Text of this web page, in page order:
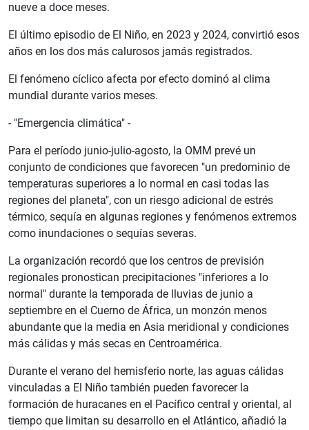
nueve a doce meses.
El último episodio de El Niño, en 2023 y 2024, convirtió esos
años en los dos más calurosos jamás registrados.
El fenómeno cíclico afecta por efecto dominó al clima
mundial durante varios meses.
- "Emergencia climática" -
Para el período junio-julio-agosto, la OMM prevé un
conjunto de condiciones que favorecen "un predominio de
temperaturas superiores a lo normal en casi todas las
regiones del planeta", con un riesgo adicional de estrés
térmico, sequía en algunas regiones y fenómenos extremos
como inundaciones o sequías severas.
La organización recordó que los centros de previsión
regionales pronostican precipitaciones "inferiores a lo
normal" durante la temporada de lluvias de junio a
septiembre en el Cuerno de África, un monzón menos
abundante que la media en Asia meridional y condiciones
más cálidas y más secas en Centroamérica.
Durante el verano del hemisferio norte, las aguas cálidas
vinculadas a El Niño también pueden favorecer la
formación de huracanes en el Pacífico central y oriental, al
tiempo que limitan su desarrollo en el Atlántico, añadió la